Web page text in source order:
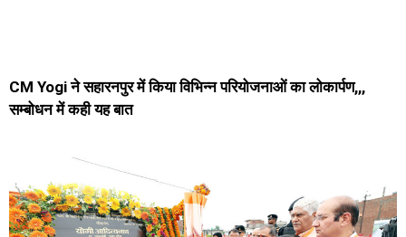
CM Yogi ने सहारनपुर में किया विभिन्न परियोजनाओं का लोकार्पण,,,
सम्बोधन में कही यह बात